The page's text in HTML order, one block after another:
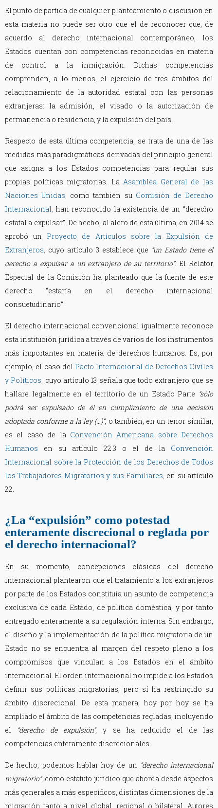
El punto de partida de cualquier planteamiento o discusión en
esta materia no puede ser otro que el de reconocer que, de
acuerdo al derecho internacional contemporáneo, los
Estados cuentan con competencias reconocidas en materia
de control a la inmigración. Dichas competencias
comprenden, a lo menos, el ejercicio de tres ámbitos del
relacionamiento de la autoridad estatal con las personas
extranjeras: la admisión, el visado o la autorización de
permanencia o residencia, y la expulsión del país.
Respecto de esta última competencia, se trata de una de las
medidas más paradigmáticas derivadas del principio general
que asigna a los Estados competencias para regular sus
propias políticas migratorias. La Asamblea General de las
Naciones Unidas, como también su Comisión de Derecho
Internacional, han reconocido la existencia de un “derecho
estatal a expulsar”. De hecho, al alero de esta última, en 2014 se
aprobó un
Proyecto de Artículos sobre la Expulsión de
Extranjeros, cuyo artículo 3 establece que “un Estado tiene el
derecho a expulsar a un extranjero de su territorio”. El Relator
Especial de la Comisión ha planteado que la fuente de este
derecho “estaría en el derecho internacional
consuetudinario”.
El derecho internacional convencional igualmente reconoce
esta institución jurídica a través de varios de los instrumentos
más importantes en materia de derechos humanos. Es, por
ejemplo, el caso del Pacto Internacional de Derechos Civiles
y Políticos, cuyo artículo 13 señala que todo extranjero que se
hallare legalmente en el territorio de un Estado Parte “sólo
podrá ser expulsado de él en cumplimiento de una decisión
adoptada conforme a la ley (…)”, o también, en un tenor similar,
es el caso de la Convención Americana sobre Derechos
Humanos
en su artículo 22.3 o el de la
Convención
Internacional sobre la Protección de los Derechos de Todos
los Trabajadores Migratorios y sus Familiares, en su artículo
22.
¿La “expulsión” como potestad
enteramente discrecional o reglada por
el derecho internacional?
En su momento, concepciones clásicas del derecho
internacional plantearon que el tratamiento a los extranjeros
por parte de los Estados constituía un asunto de competencia
exclusiva de cada Estado, de política doméstica, y por tanto
entregado enteramente a su regulación interna. Sin embargo,
el diseño y la implementación de la política migratoria de un
Estado no se encuentra al margen del respeto pleno a los
compromisos que vinculan a los Estados en el ámbito
internacional. El orden internacional no impide a los Estados
definir sus políticas migratorias, pero sí ha restringido su
ámbito discrecional. De esta manera, hoy por hoy se ha
ampliado el ámbito de las competencias regladas, incluyendo
el “derecho de expulsión”, y se ha reducido el de las
competencias enteramente discrecionales.
De hecho, podemos hablar hoy de un “derecho internacional
migratorio”, como estatuto jurídico que aborda desde aspectos
más generales a más específicos, distintas dimensiones de la
migración tanto a nivel global, regional o bilateral. Autores